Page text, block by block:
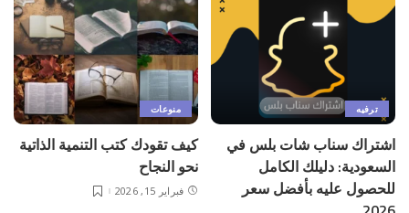
ترفيه
اشتراك سناب شات بلس في
السعودية: دليلك الكامل
للحصول عليه بأفضل سعر
منوعات
كيف تقودك كتب التنمية الذاتية
نحو النجاح
فبراير 15, 2026